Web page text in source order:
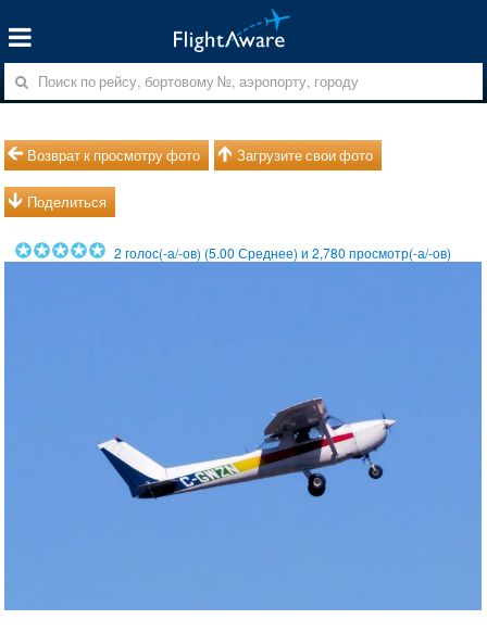
Возврат к просмотру фото Загрузите свои фото
Поделиться
2 голос(-а/-ов) (5.00 Среднее) и2,780 просмотр(-а/-ов)